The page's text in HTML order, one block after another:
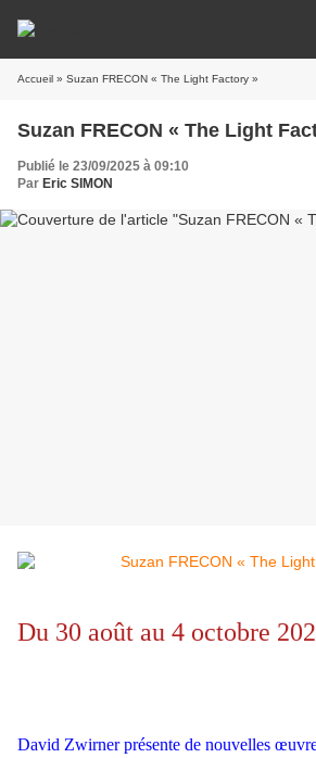
Accueil » Suzan FRECON « The Light Factory »
Suzan FRECON « The Light
Publié le 23/09/2025 à 09:10
Par Eric SIMON
Du 30 août au 4 octobre
David Zwirner présente de nouvelles